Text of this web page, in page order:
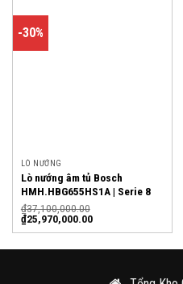
-30%
LÒ NƯỚNG
Lò nướng âm tủ Bosch
HMH.HBG655HS1A | Serie 8
₫37,100,000.00
₫25,970,000.00